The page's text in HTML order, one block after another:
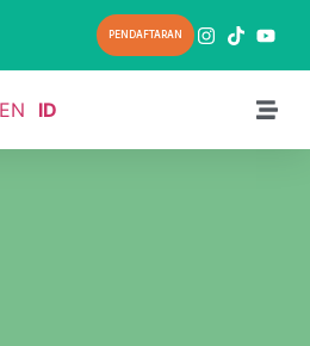
PENDAFTARAN
EN ID